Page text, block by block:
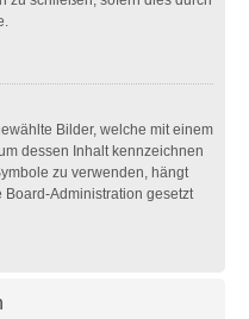
Bilder, welche mit einem
dessen Inhalt kennzeichnen
zu verwenden, hängt
Administration gesetzt